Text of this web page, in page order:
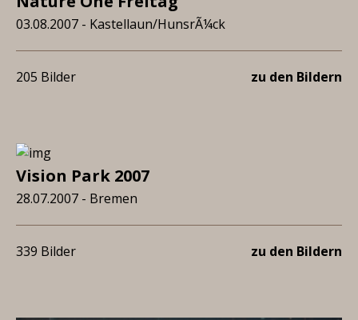
03.08.2007 - Kastellaun/HunsrÃ¼ck
205 Bilder zu den Bildern
Vision Park 2007
28.07.2007 - Bremen
339 Bilder zu den Bildern